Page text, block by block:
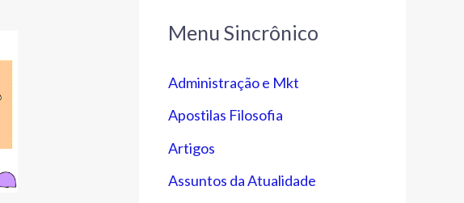
Menu Sincrônico
Administração e Mkt
Apostilas Filosofia
Artigos
Assuntos da Atualidade